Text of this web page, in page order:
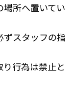
所へ置いてい
ずスタッフの指
り行為は禁止と